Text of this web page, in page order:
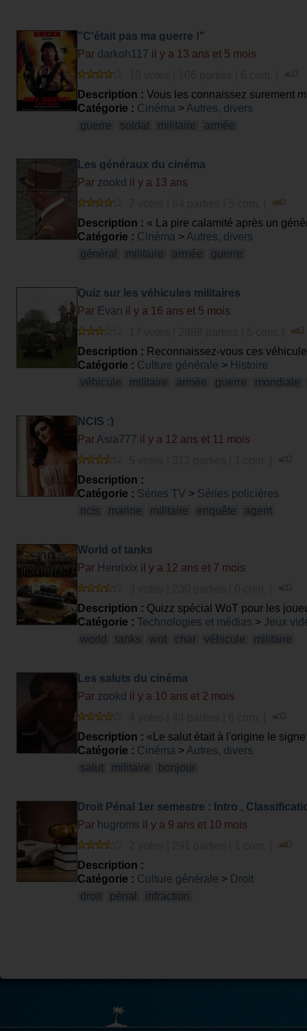
"C'était pas ma guerre !"
Par darkoh117 il y a 13 ans et 5 mois
Description : Vous les connaissez surement
Catégorie : Cinéma > Autres, divers
guerre
soldat militaire armée
Les généraux du cinéma
Par zookd il y a 13 ans
Description : « La pire calamité après un
Catégorie : Cinéma > Autres, divers
général
militaire armée guerre
Quiz sur les véhicules militaires
Par Evan il y a 16 ans et 5 mois
Description : Reconnaissez-vous ces
Catégorie : Culture générale > Histoire
véhicule
militaire armée guerre mondiale
NCIS :)
Par Asia777 il y a 12 ans et 11 mois
Description :
Catégorie : Séries TV > Séries policières
ncis
marine militaire enquête agent
World of tanks
Par Henrixix il y a 12 ans et 7 mois
Description : Quizz spécial WoT pour les
Catégorie : Technologies et médias > Jeux
world
tanks wot char véhicule militaire
Les saluts du cinéma
Par zookd il y a 10 ans et 2 mois
Description : «Le salut était à l'origine le
se rencontraient.» Je vous propose dans ce
film à partir d'un salut?
Catégorie : Cinéma > Autres, divers
salut
militaire bonjour
Droit Pénal 1er semestre : Intro ,
Infraction Politique , Infraction Militaire
Par hugroms il y a 9 ans et 10 mois
Description :
Catégorie : Culture générale > Droit
droit
pénal infraction